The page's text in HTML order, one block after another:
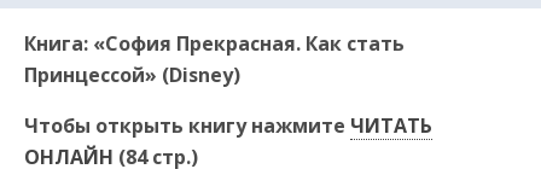
Книга: «София Прекрасная. Как стать
Принцессой» (Disney)
Чтобы открыть книгу нажмите ЧИТАТЬ
ОНЛАЙН (84 стр.)